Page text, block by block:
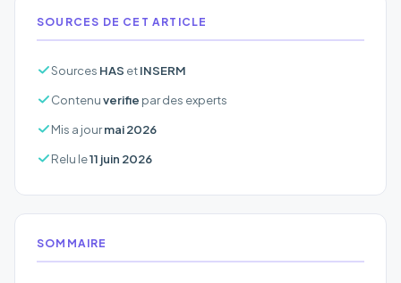
SOURCES DE CET ARTICLE
Sources HAS etINSERM
Contenuverifie par des experts
Mis a jourmai 2026
Relu le11 juin 2026
SOMMAIRE